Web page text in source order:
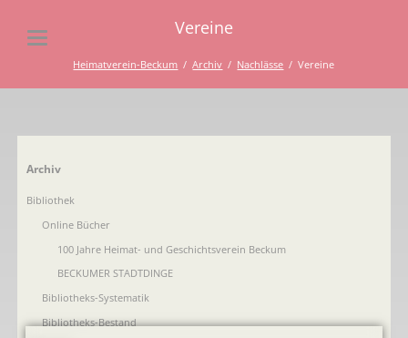
Vereine
Heimatverein-Beckum Archiv Nachlässe Vereine
Navigation
Archiv
Bibliothek
Online Bücher
100 Jahre Heimat- und Geschichtsverein Beckum
BECKUMER STADTDINGE
Bibliotheks-Systematik
Bibliotheks-Bestand